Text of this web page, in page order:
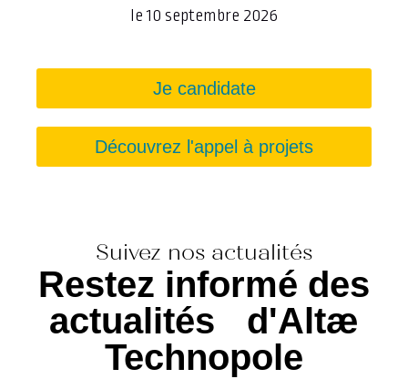
le 10 septembre 2026
Je candidate
Découvrez l'appel à projets
Suivez nos actualités
Restez informé des
actualités d'Altæ
Technopole